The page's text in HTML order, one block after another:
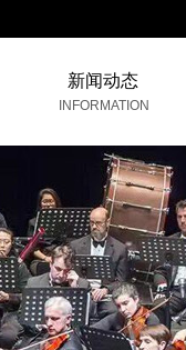
INFORMATION
新闻动态